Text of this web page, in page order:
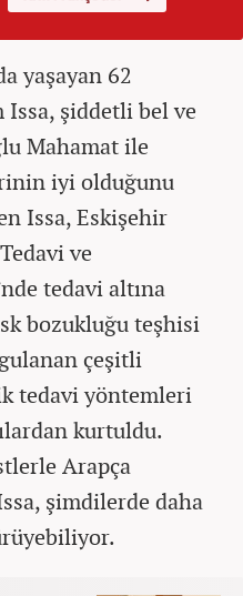
yaşayan 62
Issa, şiddetli bel ve
Mahamat ile
iyi olduğunu
Issa, Eskişehir
ve
tedavi altına
bozukluğu teşhisi
çeşitli
tedavi yöntemleri
kurtuldu.
Arapça
şimdilerde daha